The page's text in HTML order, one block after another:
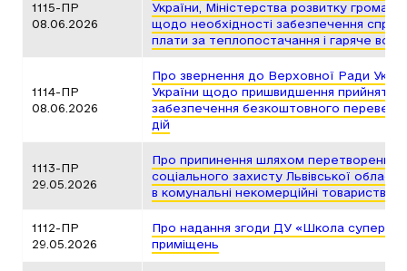
1115-ПР
08.06.2026
України, Міністерства розвитку громад
щодо необхідності забезпечення
плати за теплопостачання і гаряче
1114-ПР
08.06.2026
Про звернення до Верховної Ради
України щодо пришвидшення прийняття
забезпечення безкоштовного
дій
1113-ПР
29.05.2026
Про припинення шляхом перетворення
соціального захисту Львівської
в комунальні некомерційні товариства
1112-ПР
29.05.2026
Про надання згоди ДУ «Школа
приміщень